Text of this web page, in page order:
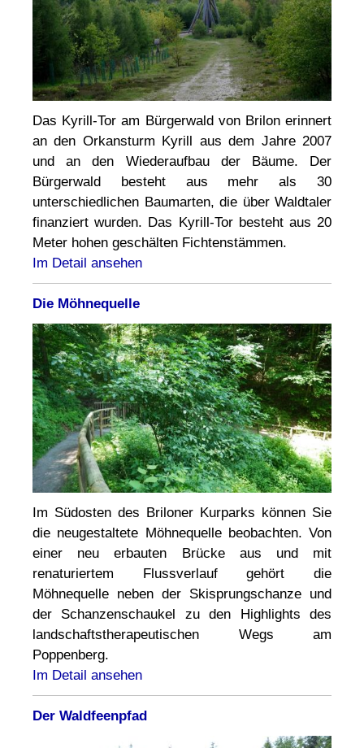
Das Kyrill-Tor am Bürgerwald von Brilon erinnert
an den Orkansturm Kyrill aus dem Jahre 2007
und an den Wiederaufbau der Bäume. Der
Bürgerwald besteht aus mehr als 30
unterschiedlichen Baumarten, die über Waldtaler
finanziert wurden. Das Kyrill-Tor besteht aus 20
Meter hohen geschälten Fichtenstämmen.
Im Detail ansehen
Die Möhnequelle
Im Südosten des Briloner Kurparks können Sie
die neugestaltete Möhnequelle beobachten. Von
einer neu erbauten Brücke aus und mit
renaturiertem Flussverlauf gehört die
Möhnequelle neben der Skisprungschanze und
der Schanzenschaukel zu den Highlights des
landschaftstherapeutischen Wegs am
Poppenberg.
Im Detail ansehen
Der Waldfeenpfad